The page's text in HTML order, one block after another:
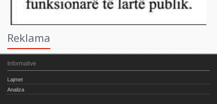
Reklama
Informative
Lajmet
Analiza